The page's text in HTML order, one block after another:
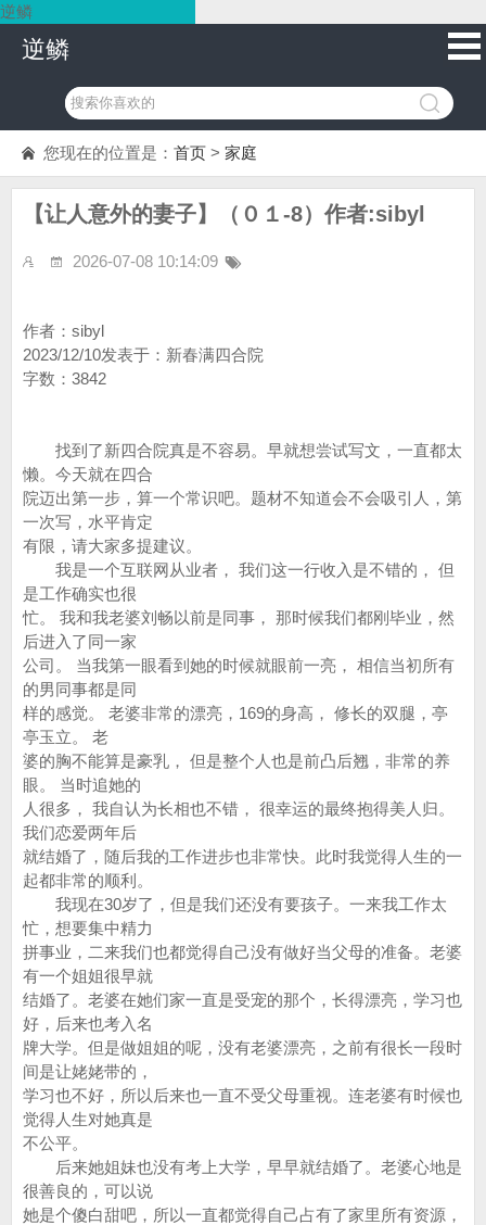
逆鳞
逆鳞
您现在的位置是： 首页 > 家庭
【让人意外的妻子】（０１-8）作者:sibyl
2026-07-08 10:14:09
作者：sibyl
2023/12/10发表于：新春满四合院
字数：3842
找到了新四合院真是不容易。早就想尝试写文，一直都太
懒。今天就在四合
院迈出第一步，算一个常识吧。题材不知道会不会吸引人，第
一次写，水平肯定
有限，请大家多提建议。
我是一个互联网从业者， 我们这一行收入是不错的， 但
是工作确实也很
忙。 我和我老婆刘畅以前是同事， 那时候我们都刚毕业，然
后进入了同一家
公司。 当我第一眼看到她的时候就眼前一亮， 相信当初所有
的男同事都是同
样的感觉。 老婆非常的漂亮，169的身高， 修长的双腿，亭
亭玉立。 老
婆的胸不能算是豪乳， 但是整个人也是前凸后翘，非常的养
眼。 当时追她的
人很多， 我自认为长相也不错， 很幸运的最终抱得美人归。
我们恋爱两年后
就结婚了，随后我的工作进步也非常快。此时我觉得人生的一
起都非常的顺利。
我现在30岁了，但是我们还没有要孩子。一来我工作太
忙，想要集中精力
拼事业，二来我们也都觉得自己没有做好当父母的准备。老婆
有一个姐姐很早就
结婚了。老婆在她们家一直是受宠的那个，长得漂亮，学习也
好，后来也考入名
牌大学。但是做姐姐的呢，没有老婆漂亮，之前有很长一段时
间是让姥姥带的，
学习也不好，所以后来也一直不受父母重视。连老婆有时候也
觉得人生对她真是
不公平。
后来她姐妹也没有考上大学，早早就结婚了。老婆心地是
很善良的，可以说
她是个傻白甜吧，所以一直都觉得自己占有了家里所有资源，